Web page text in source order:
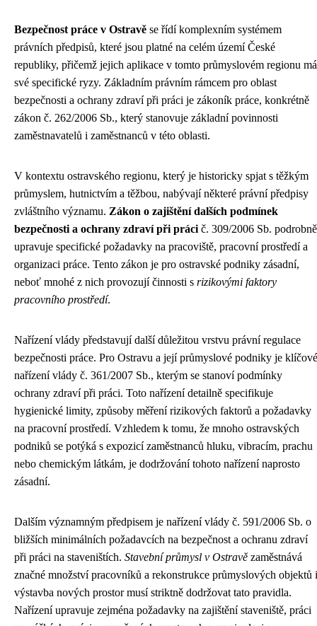
Bezpečnost práce v Ostravě se řídí komplexním systémem
právních předpisů, které jsou platné na celém území České
republiky, přičemž jejich aplikace v tomto průmyslovém regionu má
své specifické ryzy. Základním právním rámcem pro oblast
bezpečnosti a ochrany zdraví při práci je zákoník práce, konkrétně
zákon č. 262/2006 Sb., který stanovuje základní povinnosti
zaměstnavatelů i zaměstnanců v této oblasti.
V kontextu ostravského regionu, který je historicky spjat s těžkým
průmyslem, hutnictvím a těžbou, nabývají některé právní předpisy
zvláštního významu. Zákon o zajištění dalších podmínek
bezpečnosti a ochrany zdraví při práci č. 309/2006 Sb. podrobně
upravuje specifické požadavky na pracoviště, pracovní prostředí a
organizaci práce. Tento zákon je pro ostravské podniky zásadní,
neboť mnohé z nich provozují činnosti s rizikovými faktory
pracovního prostředí.
Nařízení vlády představují další důležitou vrstvu právní regulace
bezpečnosti práce. Pro Ostravu a její průmyslové podniky je klíčové
nařízení vlády č. 361/2007 Sb., kterým se stanoví podmínky
ochrany zdraví při práci. Toto nařízení detailně specifikuje
hygienické limity, způsoby měření rizikových faktorů a požadavky
na pracovní prostředí. Vzhledem k tomu, že mnoho ostravských
podniků se potýká s expozicí zaměstnanců hluku, vibracím, prachu
nebo chemickým látkám, je dodržování tohoto nařízení naprosto
zásadní.
Dalším významným předpisem je nařízení vlády č. 591/2006 Sb. o
bližších minimálních požadavcích na bezpečnost a ochranu zdraví
při práci na staveništích. Stavební průmysl v Ostravě zaměstnává
značné množství pracovníků a rekonstrukce průmyslových objektů i
výstavba nových prostor musí striktně dodržovat tato pravidla.
Nařízení upravuje zejména požadavky na zajištění staveniště, práci